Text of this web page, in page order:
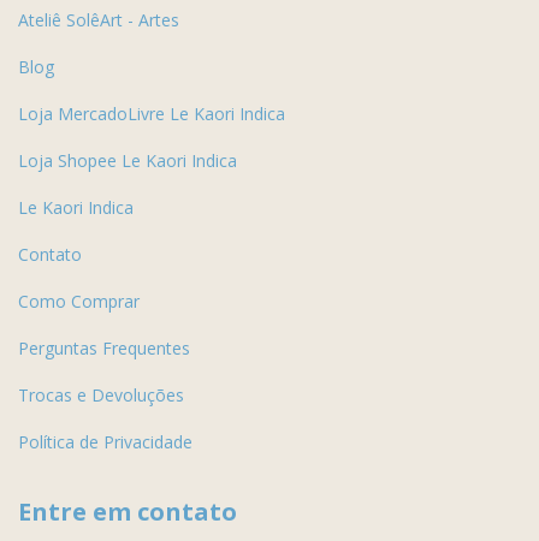
Ateliê SolêArt - Artes
Blog
Loja MercadoLivre Le Kaori Indica
Loja Shopee Le Kaori Indica
Le Kaori Indica
Contato
Como Comprar
Perguntas Frequentes
Trocas e Devoluções
Política de Privacidade
Entre em contato